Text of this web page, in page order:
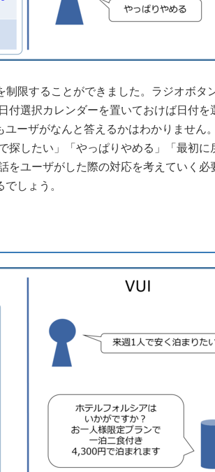
限することができました。ラジオボタ
選択カレンダーを置いておけば日付を
ーザがなんと答えるかはわかりません
探したい」「やっぱりやめる」「最初に
をユーザがした際の対応を考えていく必
しょう。